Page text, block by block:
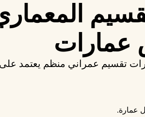
عمارات
تقسيم عمراني منظم يعتمد على
عمارة.